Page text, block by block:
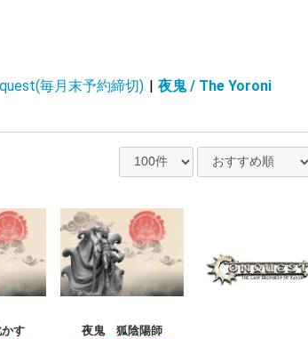
毎月末予約締切) | 夜鬼 / The Yoroni
す 夜鬼 狐陰陽師